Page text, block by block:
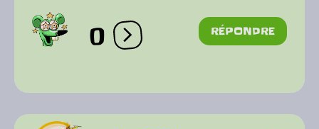
0 Ouvrir les réactions
RÉPONDRE